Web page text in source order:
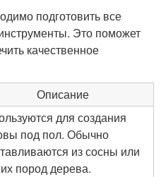
подготовить все
Это поможет
качественное
Описание
для создания
под пол. Обычно
из сосны или
пород дерева.